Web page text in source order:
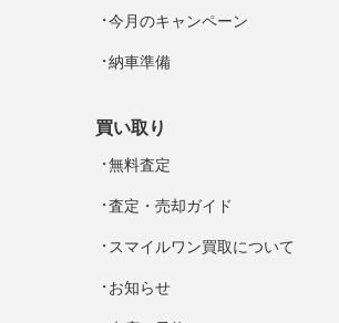
今月のキャンペーン
納車準備
買い取り
無料査定
査定・売却ガイド
スマイルワン買取について
お知らせ